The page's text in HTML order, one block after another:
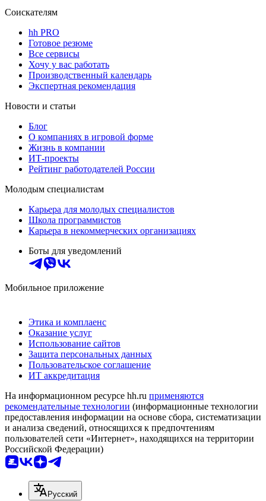
Соискателям
hh PRO
Готовое резюме
Все сервисы
Хочу у вас работать
Производственный календарь
Экспертная рекомендация
Новости и статьи
Блог
О компаниях в игровой форме
Жизнь в компании
ИТ-проекты
Рейтинг работодателей России
Молодым специалистам
Карьера для молодых специалистов
Школа программистов
Карьера в некоммерческих организациях
Боты для уведомлений
Мобильное приложение
Этика и комплаенс
Оказание услуг
Использование сайтов
Защита персональных данных
Пользовательское соглашение
ИТ аккредитация
На информационном ресурсе hh.ru применяются
рекомендательные технологии (информационные технологии
предоставления информации на основе сбора, систематизации
и анализа сведений, относящихся к предпочтениям
пользователей сети «Интернет», находящихся на территории
Российской Федерации)
Русский